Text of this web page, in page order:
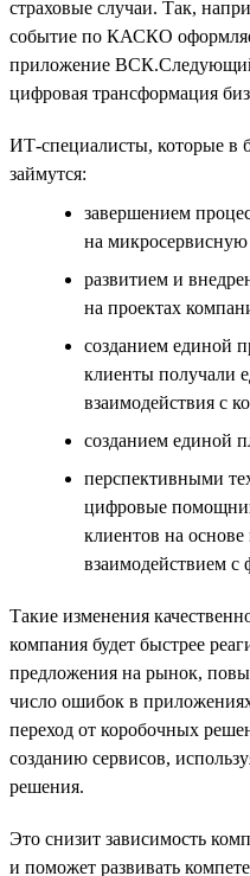
страховые случаи. Так,
событие по КАСКО
приложение
цифровая трансформация
ИТ-специалисты, которые в
займутся:
завершением
на микросервисную
развитием и
на проектах
созданием единой
клиенты получали
взаимодействия с
созданием единой
перспективными
цифровые
клиентов на
взаимодействием с
Такие изменения
компания будет быстрее
предложения на рынок,
число ошибок в
переход от коробочных
созданию сервисов,
решения.
Это снизит зависимость
и поможет развивать